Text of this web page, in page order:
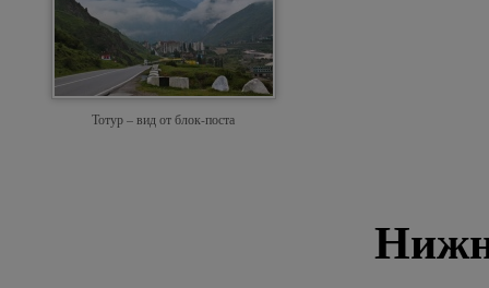
Тотур – вид от блок-поста